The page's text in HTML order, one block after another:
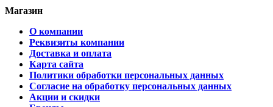
Магазин
О компании
Реквизиты компании
Доставка и оплата
Карта сайта
Политики обработки персональных данных
Согласие на обработку персональных данных
Акции и скидки